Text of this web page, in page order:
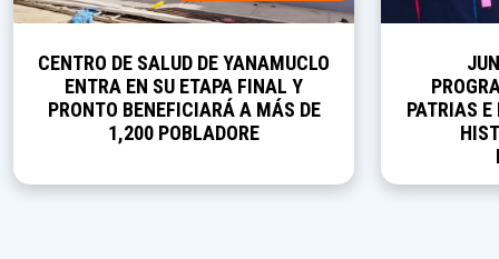
CENTRO DE SALUD DE YANAMUCLO
ENTRA EN SU ETAPA FINAL Y
PRONTO BENEFICIARÁ A MÁS DE
1,200 POBLADORE
PATRIAS